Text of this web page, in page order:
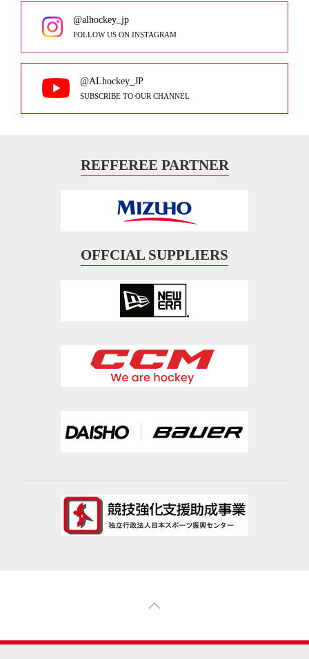
@alhockey_jp
FOLLOW US ON INSTAGRAM
@ALhockey_JP
SUBSCRIBE TO OUR CHANNEL
REFFEREE PARTNER
OFFCIAL SUPPLIERS